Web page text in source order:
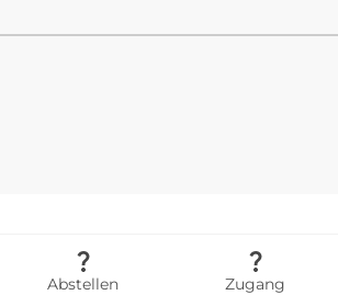
Abstellen Zugang